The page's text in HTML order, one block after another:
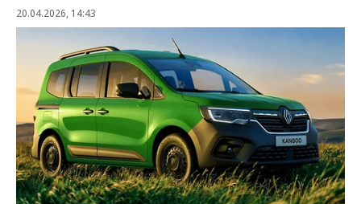
20.04.2026, 14:43